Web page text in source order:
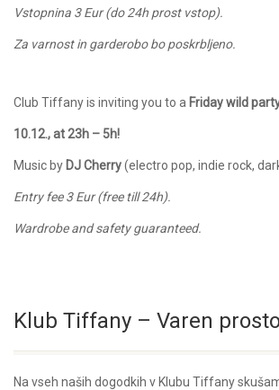
Vstopnina 3 Eur (do 24h prost vstop).
Za varnost in garderobo bo poskrbljeno.
Club Tiffany is inviting you to a Friday wild
10.12., at 23h – 5h!
Music by DJ Cherry(electro pop, indie rock,
Entry fee 3 Eur (free till 24h).
Wardrobe and safety guaranteed.
Klub Tiffany – Varen
Na vseh naših dogodkih v Klubu Tiffany